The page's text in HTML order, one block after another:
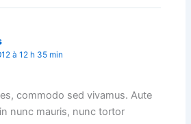
à 12 h 35 min
commodo sed vivamus. Aute
nunc mauris, nunc tortor